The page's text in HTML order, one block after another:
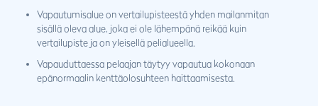
Vapautumisalue on vertailupisteestä yhden mailanmitan
sisällä oleva alue, joka ei ole lähempänä reikää kuin
vertailupiste ja on yleisellä pelialueella.
Vapauduttaessa pelaajan täytyy vapautua kokonaan
epänormaalin kenttäolosuhteen haittaamisesta.